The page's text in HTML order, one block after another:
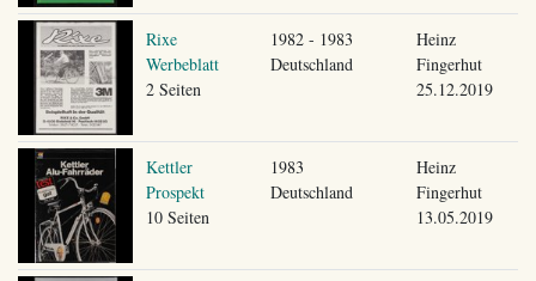
Rixe
Werbeblatt
2 Seiten
1982 - 1983
Deutschland
Heinz
Fingerhut
25.12.2019
Kettler
Prospekt
10 Seiten
1983
Deutschland
Heinz
Fingerhut
13.05.2019